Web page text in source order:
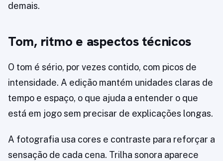
demais.
Tom, ritmo e aspectos técnicos
O tom é sério, por vezes contido, com picos de
intensidade. A edição mantém unidades claras de
tempo e espaço, o que ajuda a entender o que
está em jogo sem precisar de explicações longas.
A fotografia usa cores e contraste para reforçar a
sensação de cada cena. Trilha sonora aparece